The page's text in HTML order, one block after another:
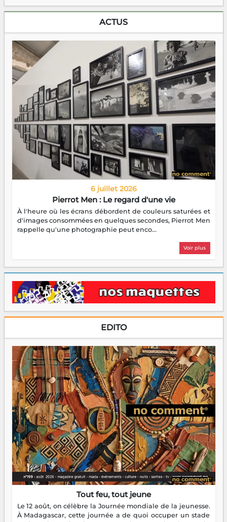
ACTUS
6 juillet 2026
Pierrot Men : Le regard d'une vie
À l'heure où les écrans débordent de couleurs saturées et
d'images consommées en quelques secondes, Pierrot Men
rappelle qu'une photographie peut enco...
Voir plus
EDITO
Tout feu, tout jeune
Le 12 août, on célèbre la Journée mondiale de la jeunesse.
À Madagascar, cette journée a de quoi occuper un stade